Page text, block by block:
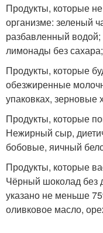
Продукты, которые
организме: зеленый
разбавленный
лимонады без
Продукты, которые
обезжиренные
упаковках,
Продукты, которые
Нежирный сыр,
бобовые, яичный
Продукты, которые
Чёрный шоколад без
указано не меньше
оливковое масло,